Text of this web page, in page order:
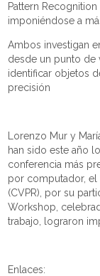
Pattern Recognition
imponiéndose a
Ambos investigan
desde un punto de
identificar objetos
precisión
Lorenzo Mur y
han sido este año
conferencia más
por computador, el
(CVPR), por su
Workshop,
trabajo, lograron
Enlaces: